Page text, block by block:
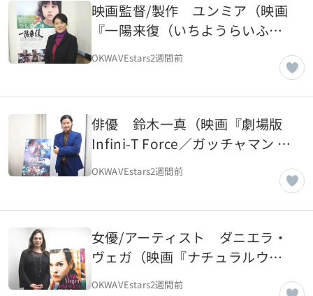
映画監督/製作 ユンミア（映画
『一陽来復（いちようらいふ
く）Life Goes On』）
【OKWAVE アーカイブ｜2018年
OKWAVEstars2週間前
俳優 鈴木一真（映画『劇場版
Infini-T Force／ガッチャマン さ
らば友よ』）【OKWAVE アーカ
OKWAVEstars2週間前
女優/アーティスト ダニエラ・
ヴェガ（映画『ナチュラルウー
マン』）【OKWAVE アーカイブ
OKWAVEstars2週間前